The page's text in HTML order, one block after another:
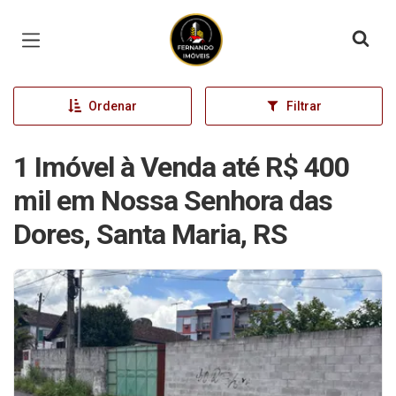
Página inicial
Ordenar Filtrar
1 Imóvel à Venda até R$ 400
mil em Nossa Senhora das
Dores, Santa Maria, RS